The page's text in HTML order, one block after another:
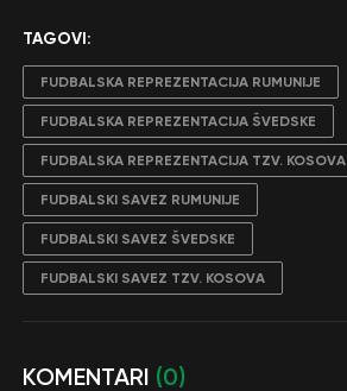
TAGOVI:
FUDBALSKA REPREZENTACIJA RUMUNIJE
FUDBALSKA REPREZENTACIJA ŠVEDSKE
FUDBALSKA REPREZENTACIJA TZV. KOSOVA
FUDBALSKI SAVEZ RUMUNIJE
FUDBALSKI SAVEZ ŠVEDSKE
FUDBALSKI SAVEZ TZV. KOSOVA
KOMENTARI (0)